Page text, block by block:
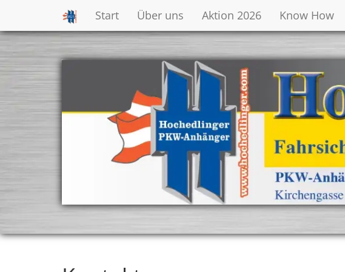
Start Über uns Aktion 2026 Know How